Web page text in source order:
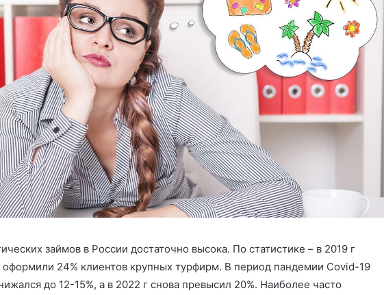
займов в России достаточно высока. По статистике – в 2019 г
оформили 24% клиентов крупных турфирм. В период пандемии Covid-19
до 12-15%, а в 2022 г снова превысил 20%. Наиболее часто